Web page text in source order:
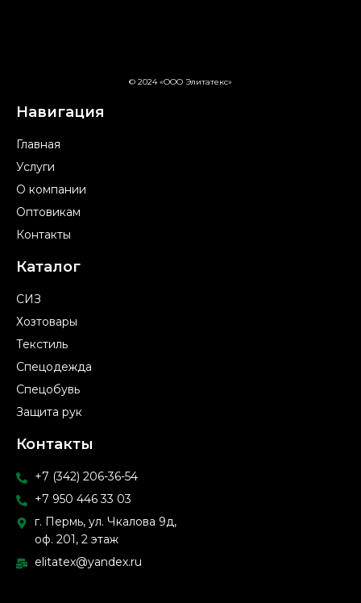
© 2024 «ООО Элитатекс»
Навигация
Главная
Услуги
О компании
Оптовикам
Контакты
Каталог
СИЗ
Хозтовары
Текстиль
Спецодежда
Спецобувь
Защита рук
Контакты
+7 (342) 206-36-54
+7 950 446 33 03
г. Пермь, ул. Чкалова 9д,
оф. 201, 2 этаж
elitatex@yandex.ru